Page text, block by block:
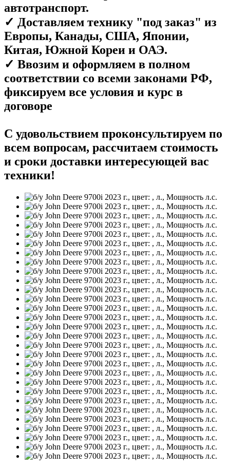
автотранспорт.
✓ Доставляем технику "под заказ" из
Европы, Канады, США, Японии,
Китая, Южной Кореи и ОАЭ.
✓ Ввозим и оформляем в полном
соответствии со всеми законами РФ,
фиксируем все условия и курс в
договоре
С удовольствием проконсультируем по
всем вопросам, рассчитаем стоимость
и сроки доставки интересующей вас
техники!